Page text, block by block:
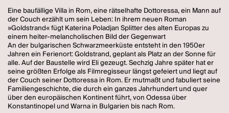
Eine baufällige Villa in Rom, eine rätselhafte Dottoressa, ein Mann auf
der Couch erzählt um sein Leben: In ihrem neuen Roman
»Goldstrand« fügt Katerina Poladjan Splitter des alten Europas zu
einem heiter-melancholischen Bild der Gegenwart
An der bulgarischen Schwarzmeerküste entsteht in den 1950er
Jahren ein Ferienort: Goldstrand, geplant als Platz an der Sonne für
alle. Auf der Baustelle wird Eli gezeugt. Sechzig Jahre später hat er
seine größten Erfolge als Filmregisseur längst gefeiert und liegt auf
der Couch seiner Dottoressa in Rom. Er mutmaßt und fabuliert seine
Familiengeschichte, die durch ein ganzes Jahrhundert und quer
über den europäischen Kontinent führt, von Odessa über
Konstantinopel und Warna in Bulgarien bis nach Rom.